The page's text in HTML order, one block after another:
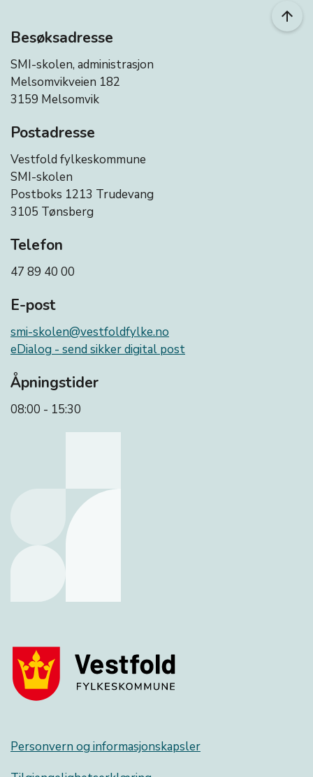
arrow_upward
Besøksadresse
SMI-skolen, administrasjon
Melsomvikveien 182
3159 Melsomvik
Postadresse
Vestfold fylkeskommune
SMI-skolen
Postboks 1213 Trudevang
3105 Tønsberg
Telefon
47 89 40 00
E-post
smi-skolen@vestfoldfylke.no
eDialog - send sikker digital post
Åpningstider
08:00 - 15:30
Personvern og informasjonskapsler